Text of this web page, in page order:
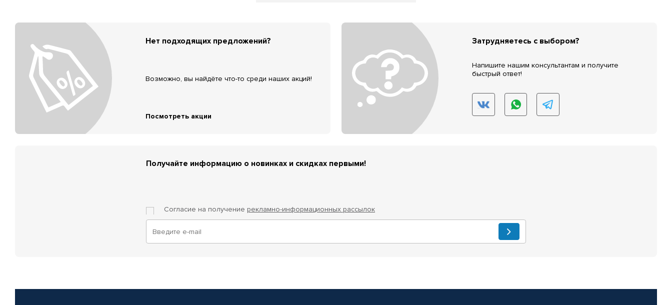
Нет подходящих предложений?
Возможно, вы найдёте что-то среди наших акций!
Посмотреть акции
Затрудняетесь с выбором?
Напишите нашим консультантам и получите
быстрый ответ!
Получайте информацию о новинках и скидках первыми!
Согласие на получение рекламно-информационных рассылок